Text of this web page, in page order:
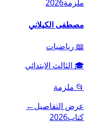
ملزمة2026
مصطفى الكيلاني
📖 رياضيات
🎓 الثالث الابتدائي
📂 ملزمة
عرض التفاصيل←
كتاب2026